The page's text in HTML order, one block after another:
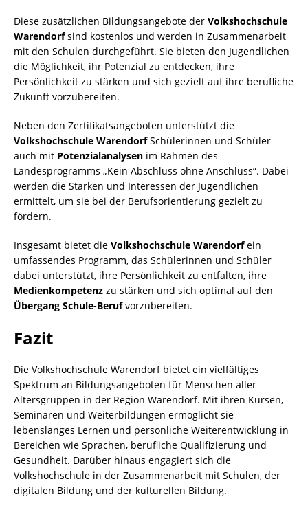
Diese zusätzlichen Bildungsangebote der Volkshochschule
Warendorfsind kostenlos und werden in Zusammenarbeit
mit den Schulen durchgeführt. Sie bieten den Jugendlichen
die Möglichkeit, ihr Potenzial zu entdecken, ihre
Persönlichkeit zu stärken und sich gezielt auf ihre berufliche
Zukunft vorzubereiten.
Neben den Zertifikatsangeboten unterstützt die
Volkshochschule WarendorfSchülerinnen und Schüler
auch mit Potenzialanalysen im Rahmen des
Landesprogramms „Kein Abschluss ohne Anschluss“. Dabei
werden die Stärken und Interessen der Jugendlichen
ermittelt, um sie bei der Berufsorientierung gezielt zu
fördern.
Insgesamt bietet die Volkshochschule Warendorfein
umfassendes Programm, das Schülerinnen und Schüler
dabei unterstützt, ihre Persönlichkeit zu entfalten, ihre
Medienkompetenz zu stärken und sich optimal auf den
Übergang Schule-Berufvorzubereiten.
Fazit
Die Volkshochschule Warendorf bietet ein vielfältiges
Spektrum an Bildungsangeboten für Menschen aller
Altersgruppen in der Region Warendorf. Mit ihren Kursen,
Seminaren und Weiterbildungen ermöglicht sie
lebenslanges Lernen und persönliche Weiterentwicklung in
Bereichen wie Sprachen, berufliche Qualifizierung und
Gesundheit. Darüber hinaus engagiert sich die
Volkshochschule in der Zusammenarbeit mit Schulen, der
digitalen Bildung und der kulturellen Bildung.